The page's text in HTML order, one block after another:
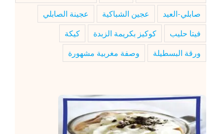
صابلي-العيد
عجين الشباكية
عجينة الصابلي
فيتا حليب
كوكيز بكريمة الزبدة
كيكة
ورقة البسطيلة
وصفة مغربية مشهورة